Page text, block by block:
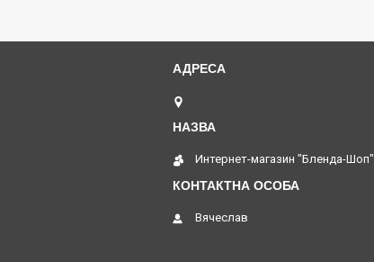
Интернет-магазин "Бленда-Шоп"
Вячеслав